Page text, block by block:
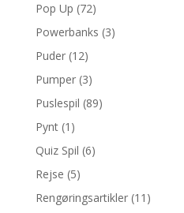
Pop Up (72)
Powerbanks (3)
Puder (12)
Pumper (3)
Puslespil (89)
Pynt (1)
Quiz Spil (6)
Rejse (5)
Rengøringsartikler (11)